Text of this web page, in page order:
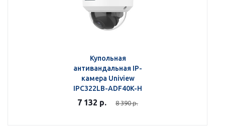
Купольная
антивандальная IP-
камера Uniview
IPC322LB-ADF40K-H
7 132 р. 8 390р.